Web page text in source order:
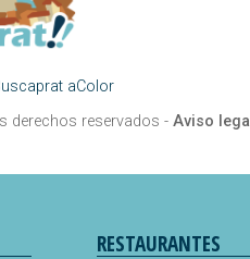
aColor
reservados - Aviso legal
RESTAURANTES